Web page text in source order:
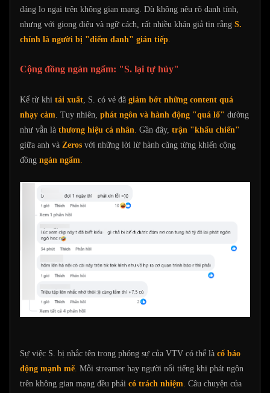
đáng lo ngại trên không gian mạng. Dù không nêu rõ danh tính,
nhưng với giọng điệu và ngữ cách, rất nhiều khán giả tin rằng S.
chính là người bị "điểm danh" gián tiếp.
Cộng đồng ngán ngẩm: "S. lại tự hủy"
Kể từ khi tái xuất, S. có vẻ đã giảm bớt những content quá
nhạy cảm. Tuy nhiên, phát ngôn và hành động "quá lố" dường
như vẫn là thương hiệu cá nhân. Gần đây, trận "khẩu chiến"
giữa anh và Zeros với những lời lừ hành cũng từng khiến cộng
đồng ngán ngẩm.
Sự việc S. bị nhắc tên trong phóng sự của VTV có thể là cố báo
động mạnh mẽ Mỗi streamer hay người nổi tiếng khi phát ngôn
trên không gian mạng đều phải có trách nhiệm Câu chuyện của